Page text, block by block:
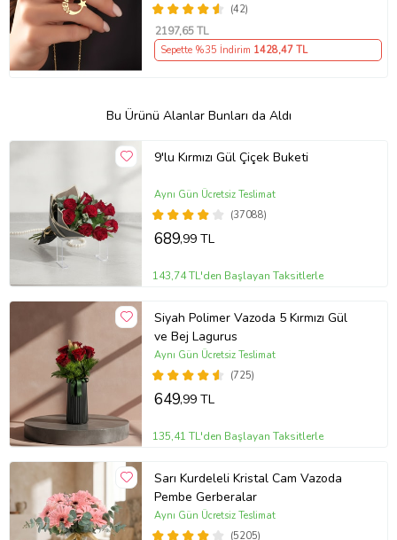
(42)
2197,65 TL
Sepette %35 İndirim 1428,47 TL
Bu Ürünü Alanlar Bunları da Aldı
9'lu Kırmızı Gül Çiçek Buketi
(37088)
Aynı Gün Ücretsiz Teslimat
689,99 TL
143,74 TL'den Başlayan Taksitlerle
Siyah Polimer Vazoda 5 Kırmızı Gül
ve Bej Lagurus
(725)
Aynı Gün Ücretsiz Teslimat
649,99 TL
135,41 TL'den Başlayan Taksitlerle
Sarı Kurdeleli Kristal Cam Vazoda
Pembe Gerberalar
(5205)
Aynı Gün Ücretsiz Teslimat